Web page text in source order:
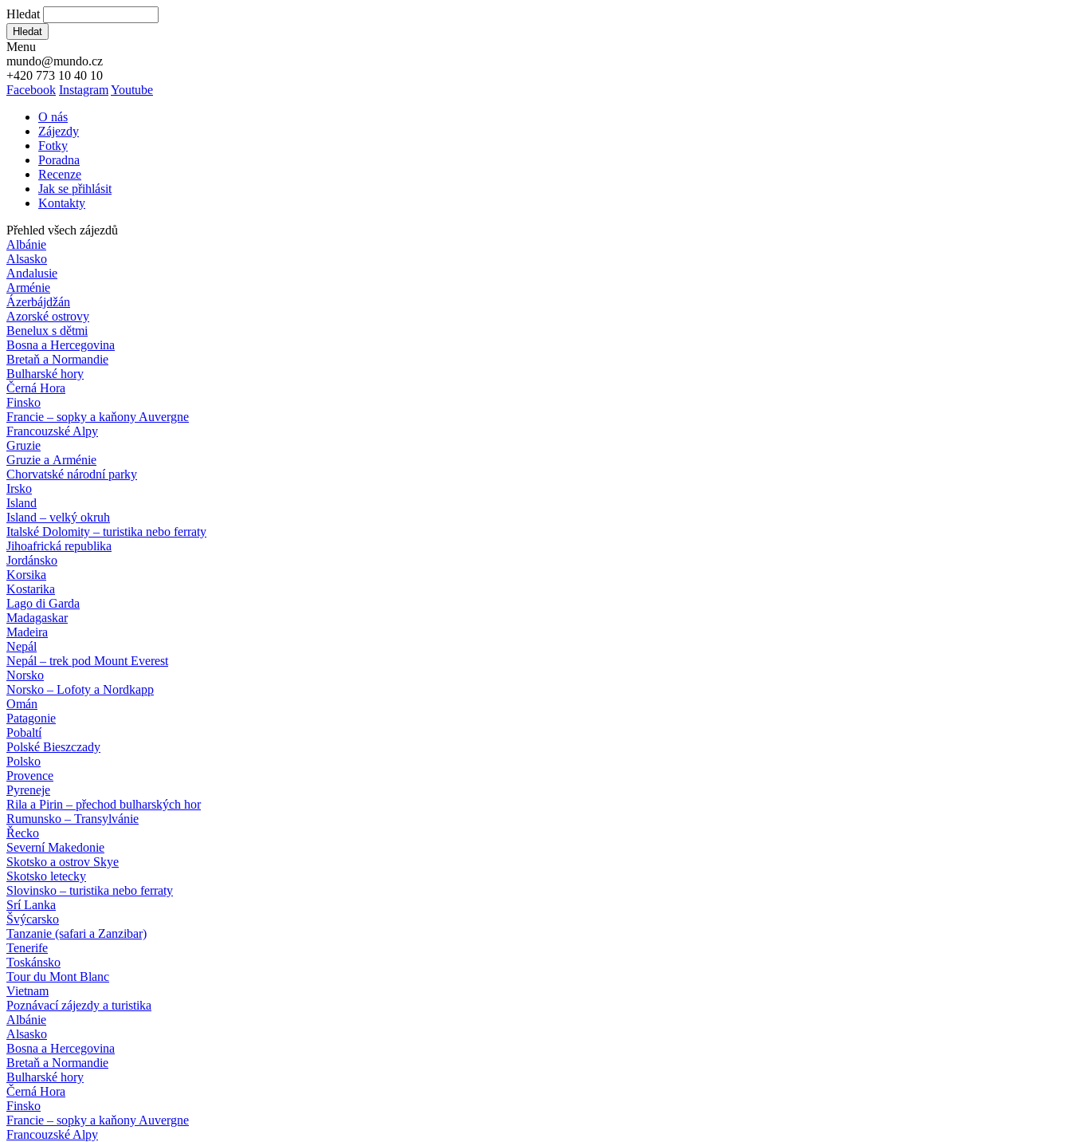
Hledat
Hledat
Menu
mundo@mundo.cz
+420 773 10 40 10
Facebook InstagramYoutube
O nás
Zájezdy
Fotky
Poradna
Recenze
Jak se přihlásit
Kontakty
Přehled všech zájezdů
Albánie
Alsasko
Andalusie
Arménie
Ázerbájdžán
Azorské ostrovy
Benelux s dětmi
Bosna a Hercegovina
Bretaň a Normandie
Bulharské hory
Černá Hora
Finsko
Francie – sopky a kaňony Auvergne
Francouzské Alpy
Gruzie
Gruzie a Arménie
Chorvatské národní parky
Irsko
Island
Island – velký okruh
Italské Dolomity – turistika nebo ferraty
Jihoafrická republika
Jordánsko
Korsika
Kostarika
Lago di Garda
Madagaskar
Madeira
Nepál
Nepál – trek pod Mount Everest
Norsko
Norsko – Lofoty a Nordkapp
Omán
Patagonie
Pobaltí
Polské Bieszczady
Polsko
Provence
Pyreneje
Rila a Pirin – přechod bulharských hor
Rumunsko – Transylvánie
Řecko
Severní Makedonie
Skotsko a ostrov Skye
Skotsko letecky
Slovinsko – turistika nebo ferraty
Srí Lanka
Švýcarsko
Tanzanie (safari a Zanzibar)
Tenerife
Toskánsko
Tour du Mont Blanc
Vietnam
Poznávací zájezdy a turistika
Albánie
Alsasko
Bosna a Hercegovina
Bretaň a Normandie
Bulharské hory
Černá Hora
Finsko
Francie – sopky a kaňony Auvergne
Francouzské Alpy